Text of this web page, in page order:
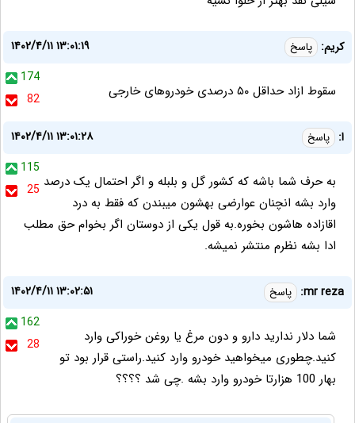
کریم: پاسخ
۱۴۰۲/۴/۱۱ ۱۳:۰۱:۱۹
174
82
سقوط ازاد حداقل ۵۰ درصدی خودروهای خارجی
ا: پاسخ
۱۴۰۲/۴/۱۱ ۱۳:۰۱:۲۸
115
25 به حرف شما باشه که کشور گل و بلبله و اگر احتمال یک درصد
وارد بشه انچنان عوارضی بهشون میبندن که فقط به درد
اقازاده هاشون بخوره.به قول یکی از دوستان اگر بخوام حق مطلب
ادا بشه نظرم منتشر نمیشه.
mr reza: پاسخ
۱۴۰۲/۴/۱۱ ۱۳:۰۲:۵۱
162
28
شما دلار ندارید دارو و دون مرغ یا روغن خوراکی وارد
کنید.چطوری میخواهید خودرو وارد کنید.راستی قرار بود تو
بهار 100 هزارتا خودرو وارد بشه .چی شد ؟؟؟؟